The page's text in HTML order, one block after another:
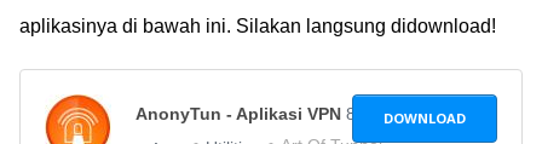
aplikasinya di bawah ini. Silakan langsung didownload!
AnonyTun - Aplikasi VPN 8.7 DOWNLOAD